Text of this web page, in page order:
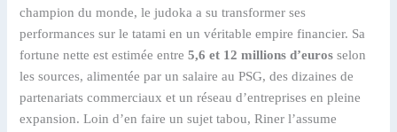
champion du monde, le judoka a su transformer ses
performances sur le tatami en un véritable empire financier. Sa
fortune nette est estimée entre5,6 et 12 millions d’euros selon
les sources, alimentée par un salaire au PSG, des dizaines de
partenariats commerciaux et un réseau d’entreprises en pleine
expansion. Loin d’en faire un sujet tabou, Riner l’assume